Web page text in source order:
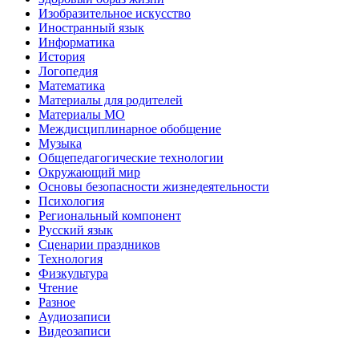
Изобразительное искусство
Иностранный язык
Информатика
История
Логопедия
Математика
Материалы для родителей
Материалы МО
Междисциплинарное обобщение
Музыка
Общепедагогические технологии
Окружающий мир
Основы безопасности жизнедеятельности
Психология
Региональный компонент
Русский язык
Сценарии праздников
Технология
Физкультура
Чтение
Разное
Аудиозаписи
Видеозаписи